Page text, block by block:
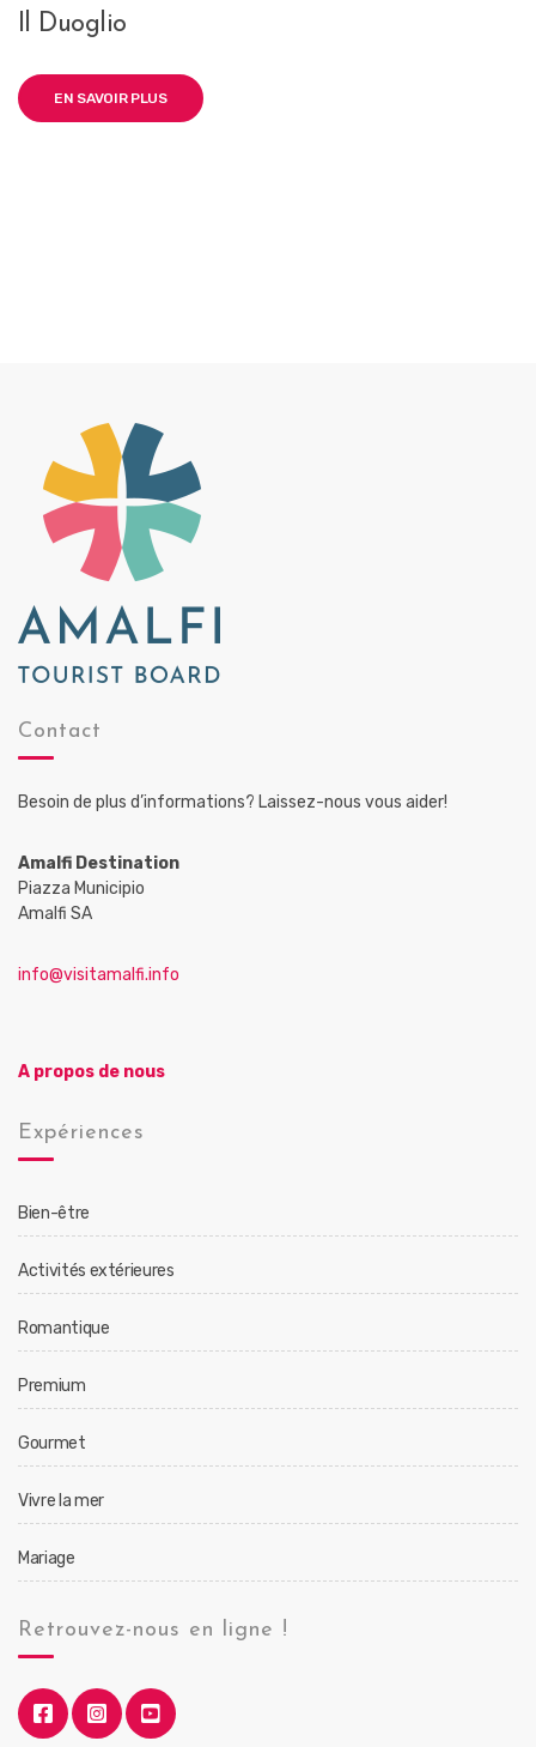
Il Duoglio
EN SAVOIR PLUS
Contact
Besoin de plus d’informations? Laissez-nous vous aider!
Amalfi Destination
Piazza Municipio
Amalfi SA
info@visitamalfi.info
A propos de nous
Expériences
Bien-être
Activités extérieures
Romantique
Premium
Gourmet
Vivre la mer
Mariage
Retrouvez-nous en ligne !